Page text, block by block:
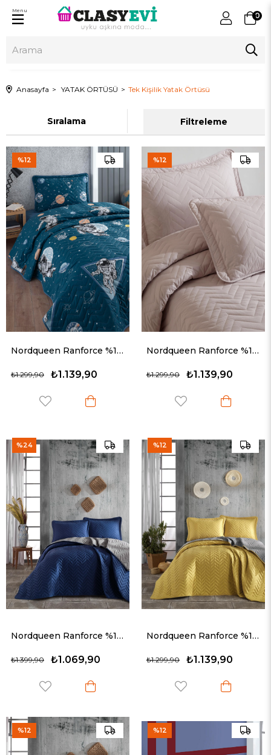
0
Menu
Anasayfa YATAK ÖRTÜSÜ Tek Kişilik Yatak Örtüsü
Filtreleme
Sıralama
Nordqueen Ranforce %100 Pamuk Tek Kişilik Yatak Örtüsü Seti Galaxy v1 Lacivert
₺1.139,90
₺1.299,90
%12
Nordqueen Ranforce %100 Pamuk Tek Kişilik Yatak Örtüsü Seti İbiza v4 Bej
₺1.139,90
₺1.299,90
%12
Nordqueen Ranforce %100 Pamuk Tek Kişilik Yatak Örtüsü Seti Prestige v2 Lacivert
₺1.069,90
₺1.399,90
%24
Nordqueen Ranforce %100 Pamuk Tek Kişilik Yatak Örtüsü Seti Prestige v4 Sarı
₺1.139,90
₺1.299,90
%12
%12 %12